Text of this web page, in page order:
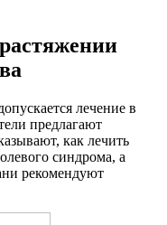
лечение в
предлагают
как лечить
синдрома, а
рекомендуют